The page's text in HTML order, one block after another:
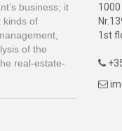
business; it
kinds of
of the
real-estate-
1st

